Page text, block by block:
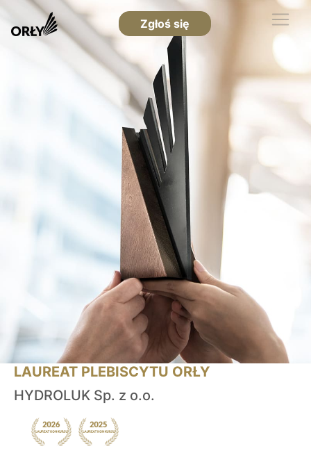
Zgłoś się
LAUREAT PLEBISCYTU ORŁY
HYDROLUK Sp. z o.o.